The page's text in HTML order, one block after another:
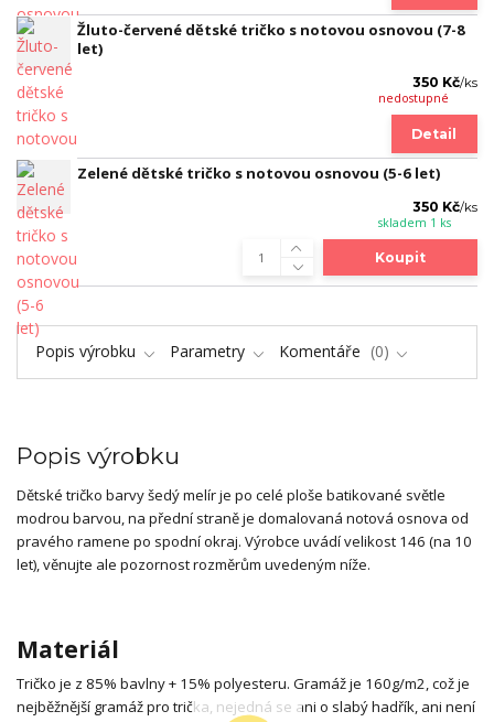
Žluto-červené dětské tričko s notovou osnovou (7-8
let)
350 Kč/ks
nedostupné
Detail
Zelené dětské tričko s notovou osnovou (5-6 let)
350 Kč/ks
skladem 1 ks
Koupit
Popis výrobku Parametry Komentáře 0
Popis výrobku
Dětské tričko barvy šedý melír je po celé ploše batikované světle
modrou barvou, na přední straně je domalovaná notová osnova od
pravého ramene po spodní okraj. Výrobce uvádí velikost 146 (na 10
let), věnujte ale pozornost rozměrům uvedeným níže.
Materiál
Tričko je z 85% bavlny + 15% polyesteru. Gramáž je 160g/m2, což je
nejběžnější gramáž pro trička, nejedná se ani o slabý hadřík, ani není